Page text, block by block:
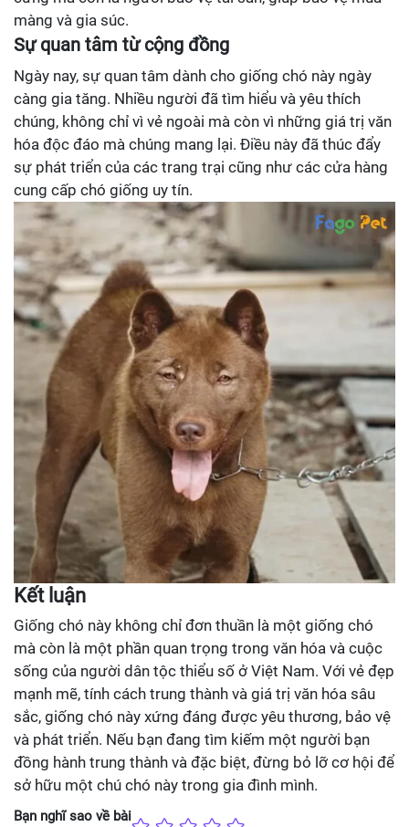
màng và gia súc.
Sự quan tâm từ cộng đồng
Ngày nay, sự quan tâm dành cho giống chó này ngày
càng gia tăng. Nhiều người đã tìm hiểu và yêu thích
chúng, không chỉ vì vẻ ngoài mà còn vì những giá trị văn
hóa độc đáo mà chúng mang lại. Điều này đã thúc đẩy
sự phát triển của các trang trại cũng như các cửa hàng
cung cấp chó giống uy tín.
Kết luận
Giống chó này không chỉ đơn thuần là một giống chó
mà còn là một phần quan trọng trong văn hóa và cuộc
sống của người dân tộc thiểu số ở Việt Nam. Với vẻ đẹp
mạnh mẽ, tính cách trung thành và giá trị văn hóa sâu
sắc, giống chó này xứng đáng được yêu thương, bảo vệ
và phát triển. Nếu bạn đang tìm kiếm một người bạn
đồng hành trung thành và đặc biệt, đừng bỏ lỡ cơ hội để
sở hữu một chú chó này trong gia đình mình.
Bạn nghĩ sao về bài